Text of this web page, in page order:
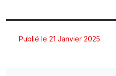
Publié le 21 Janvier 2025